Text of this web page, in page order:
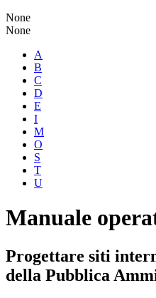
None
None
A
B
C
D
E
I
M
O
S
T
U
Manuale
Progettare siti
della Pubblica